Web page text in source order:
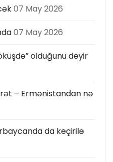
07 May 2026
07 May 2026
olduğunu deyir
– Ermənistandan nə
da keçirilə